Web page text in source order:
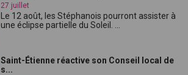
27 juillet
Le 12 août, les Stéphanois pourront assister à
une éclipse partielle du Soleil. ...
Saint-Étienne réactive son Conseil local de
s...